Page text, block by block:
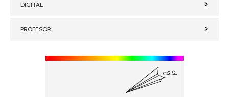
DIGITAL
PROFESOR